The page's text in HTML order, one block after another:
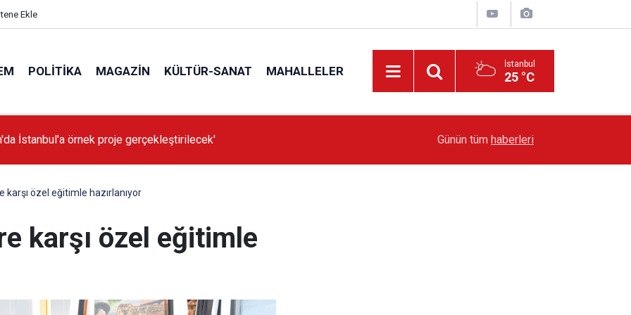
Ekle
POLITIKA MAGAZIN KÜLTÜR-SANAT MAHALLELER İstanbul
25 °C
İstanbul'a örnek proje gerçekleştirilecek' Sarıyer’de Edebiyat Rüzgârı Esecek
Günün tüm haberleri
karşı özel eğitimle hazırlanıyor
karşı özel eğitimle